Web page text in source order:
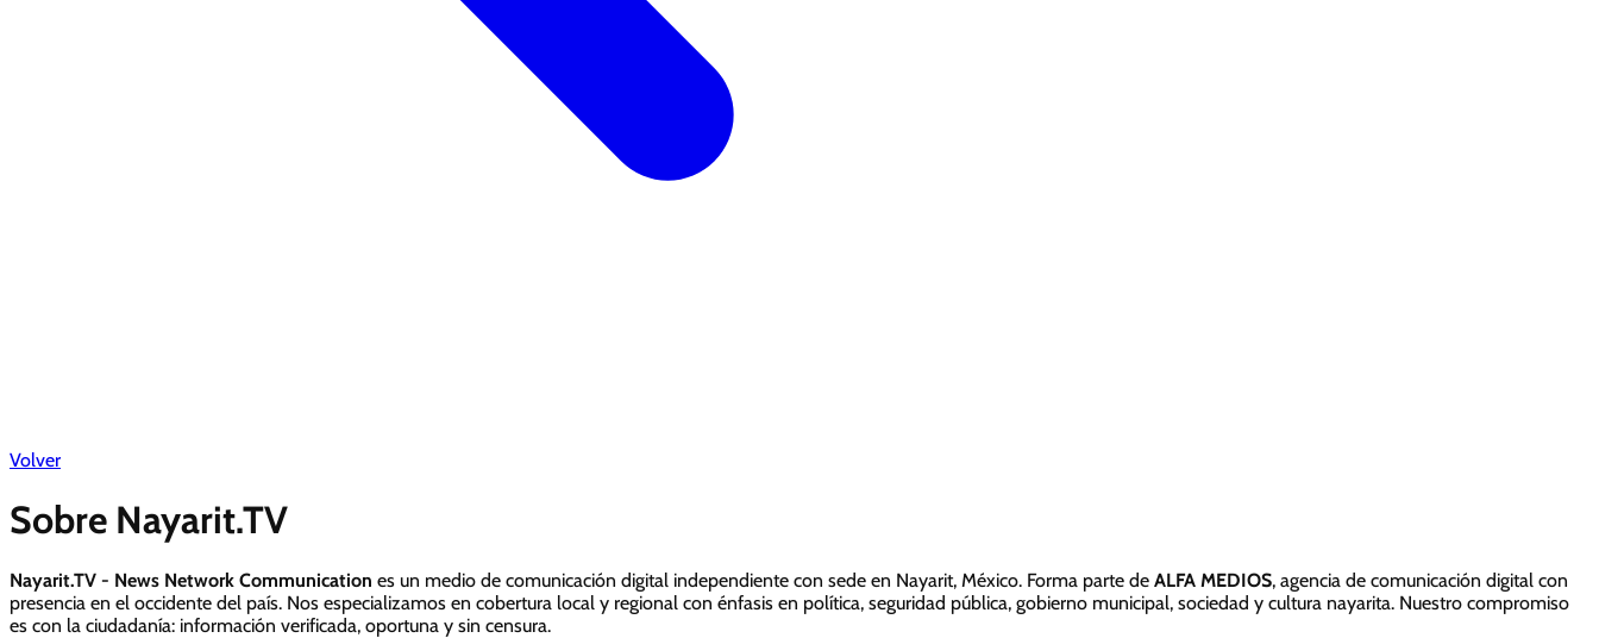
Volver
Sobre Nayarit.TV
Nayarit.TV - News Network Communication es un medio de comunicación digital independiente con sede en Nayarit, México. Forma parte de ALFA MEDIOS, agencia de comunicación digital con
presencia en el occidente del país. Nos especializamos en cobertura local y regional con énfasis en política, seguridad pública, gobierno municipal, sociedad y cultura nayarita. Nuestro compromiso
es con la ciudadanía: información verificada, oportuna y sin censura.